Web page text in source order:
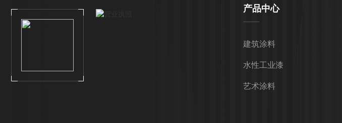
产品中心
建筑涂料
水性工业漆
艺术涂料